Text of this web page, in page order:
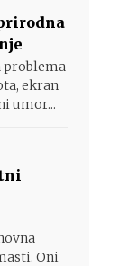
problema
ekran
umor...
Oni